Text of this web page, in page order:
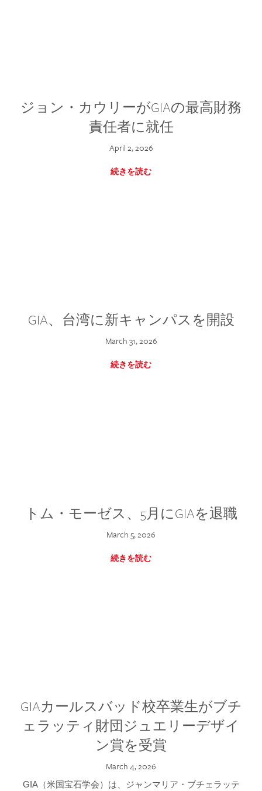
ジョン・カウリーがGIAの最高財務
責任者に就任
April 2, 2026
続きを読む
GIA、台湾に新キャンパスを開設
March 31, 2026
続きを読む
トム・モーゼス、5月にGIAを退職
March 5, 2026
続きを読む
GIAカールスバッド校卒業生がブチ
ェラッティ財団ジュエリーデザイ
ン賞を受賞
March 4, 2026
GIA（米国宝石学会）は、ジャンマリア・ブチェラッテ